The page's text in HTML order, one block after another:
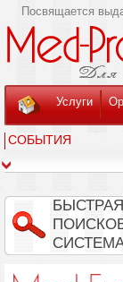
Посвящается
Услуги
СОБЫТИЯ
БЫСТРАЯ